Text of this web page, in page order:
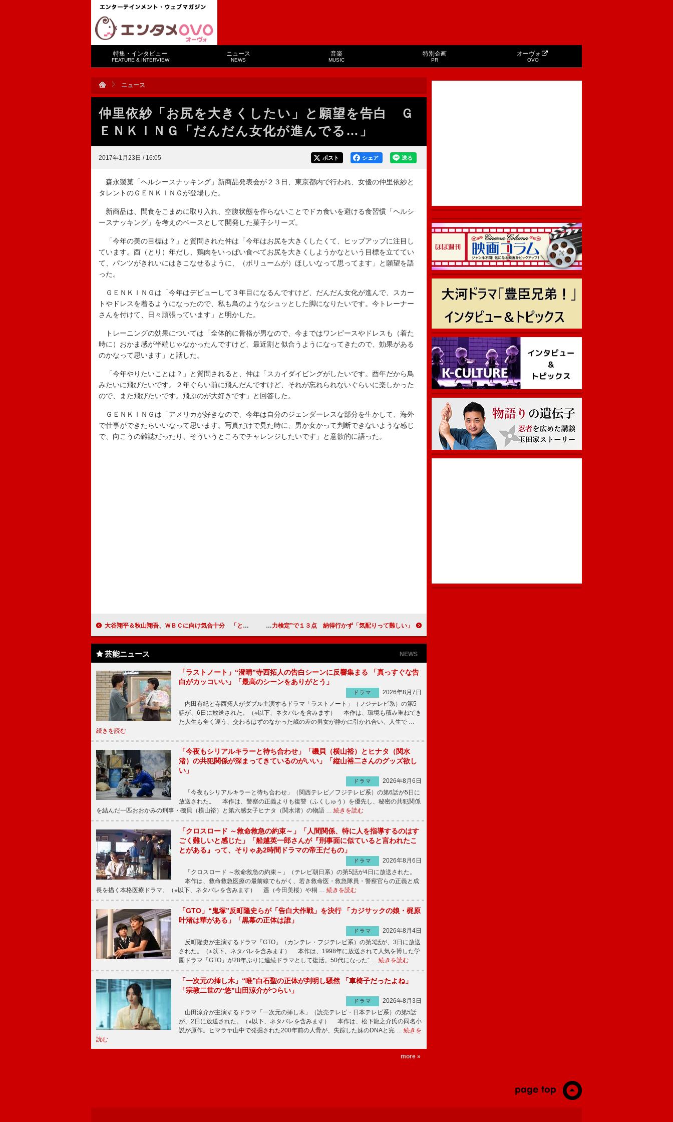
特集・インタビュー
FEATURE & INTERVIEW
ニュース
NEWS
音楽
MUSIC
特別企画
PR
オーヴォ
OVO
ニュース
仲里依紗「お尻を大きくしたい」と願望を告白 Ｇ
ＥＮＫＩＮＧ「だんだん女化が進んでる…」
2017年1月23日 / 16:05 送る
シェア
ポスト
森永製菓「ヘルシースナッキング」新商品発表会が２３日、東京都内で行われ、女優の仲里依紗と
タレントのＧＥＮＫＩＮＧが登場した。
新商品は、間食をこまめに取り入れ、空腹状態を作らないことでドカ食いを避ける食習慣「ヘルシ
ースナッキング」を考えのベースとして開発した菓子シリーズ。
「今年の美の目標は？」と質問された仲は「今年はお尻を大きくしたくて、ヒップアップに注目し
ています。酉（とり）年だし、鶏肉をいっぱい食べてお尻を大きくしようかなという目標を立ててい
て、パンツがきれいにはきこなせるように、（ボリュームが）ほしいなって思ってます」と願望を語
った。
ＧＥＮＫＩＮＧは「今年はデビューして３年目になるんですけど、だんだん女化が進んで、スカー
トやドレスを着るようになったので、私も鳥のようなシュッとした脚になりたいです。今トレーナー
さんを付けて、日々頑張っています」と明かした。
トレーニングの効果については「全体的に骨格が男なので、今まではワンピースやドレスも（着た
時に）おかま感が半端じゃなかったんですけど、最近割と似合うようになってきたので、効果がある
のかなって思います」と話した。
「今年やりたいことは？」と質問されると、仲は「スカイダイビングがしたいです。酉年だから鳥
みたいに飛びたいです。２年ぐらい前に飛んだんですけど、それが忘れられないぐらいに楽しかった
ので、また飛びたいです。飛ぶのが大好きです」と回答した。
ＧＥＮＫＩＮＧは「アメリカが好きなので、今年は自分のジェンダーレスな部分を生かして、海外
で仕事ができたらいいなって思います。写真だけで見た時に、男か女かって判断できないような感じ
で、向こうの雑誌だったり、そういうところでチャレンジしたいです」と意欲的に語った。
大谷翔平＆秋山翔吾、ＷＢＣに向け気合十分 「とにかく勝ちたい。優勝したい」 西島秀俊“気配り力検定”で１３点 納得行かず「気配りって難しい」
芸能ニュース NEWS
「ラストノート」“澄晴”寺西拓人の告白シーンに反響集まる 「真っすぐな告
白がカッコいい」「最高のシーンをありがとう」
ドラマ
2026年8月7日
内田有紀と寺西拓人がダブル主演するドラマ「ラストノート」（フジテレビ系）の第5
話が、6日に放送された。（※以下、ネタバレを含みます） 本作は、環境も積み重ねてき
た人生も全く違う、交わるはずのなかった歳の差の男女が静かに引かれ合い、人生で …
続きを読む
「今夜もシリアルキラーと待ち合わせ」「磯貝（横山裕）とヒナタ（関水
渚）の共犯関係が深まってきているのがいい」「縦山裕二さんのグッズ欲し
い」
ドラマ
2026年8月6日
「今夜もシリアルキラーと待ち合わせ」（関西テレビ／フジテレビ系）の第6話が5日に
放送された。 本作は、警察の正義よりも復讐（ふくしゅう）を優先し、秘密の共犯関係
を結んだ一匹おおかみの刑事・磯貝（横山裕）と第六感女子ヒナタ（関水渚）の物語 … 続きを読む
「クロスロード ～救命救急の約束～」「人間関係、特に人を指導するのはす
ごく難しいと感じた」「船越英一郎さんが『刑事面に似ていると言われたこ
とがある』って、そりゃあ2時間ドラマの帝王だもの」
ドラマ
2026年8月6日
「クロスロード ～救命救急の約束～」（テレビ朝日系）の第5話が4日に放送された。
本作は、救命救急医療の最前線でもがく、若き救命医・救急隊員・警察官らの正義と成
長を描く本格医療ドラマ。（※以下、ネタバレを含みます） 遥（今田美桜）や桐 … 続きを読む
「GTO」“鬼塚”反町隆史らが「告白大作戦」を決行 「カジサックの娘・梶原
叶渚は華がある」「黒幕の正体は誰」
ドラマ
2026年8月4日
反町隆史が主演するドラマ「GTO」（カンテレ・フジテレビ系）の第3話が、3日に放送
された。（※以下、ネタバレを含みます） 本作は、1998年に放送されて人気を博した学
園ドラマ「GTO」が28年ぶりに連続ドラマとして復活。50代になった“ … 続きを読む
「一次元の挿し木」“唯”白石聖の正体が判明し騒然 「車椅子だったよね」
「宗教二世の“悠”山田涼介がつらい」
ドラマ
2026年8月3日
山田涼介が主演するドラマ「一次元の挿し木」（読売テレビ・日本テレビ系）の第5話
が、2日に放送された。（※以下、ネタバレを含みます） 本作は、松下龍之介氏の同名小
説が原作。ヒマラヤ山中で発掘された200年前の人骨が、失踪した妹のDNAと完 … 続きを
読む
more »